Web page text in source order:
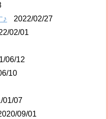
♪
2022/02/27
02/01
06/12
10
01/07
09/01